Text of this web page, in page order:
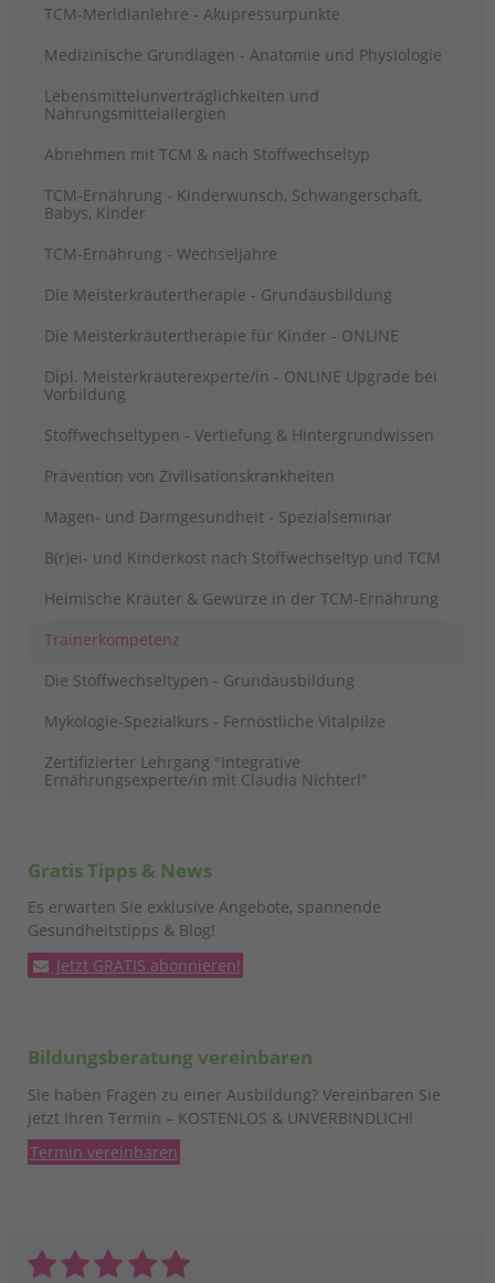
TCM-Meridianlehre - Akupressurpunkte
Medizinische Grundlagen - Anatomie und Physiologie
Lebensmittelunverträglichkeiten und
Nahrungsmittelallergien
Abnehmen mit TCM & nach Stoffwechseltyp
TCM-Ernährung - Kinderwunsch, Schwangerschaft,
Babys, Kinder
TCM-Ernährung - Wechseljahre
Die Meisterkräutertherapie - Grundausbildung
Die Meisterkräutertherapie für Kinder - ONLINE
Dipl. Meisterkräuterexperte/in - ONLINE Upgrade bei
Vorbildung
Stoffwechseltypen - Vertiefung & Hintergrundwissen
Prävention von Zivilisationskrankheiten
Magen- und Darmgesundheit - Spezialseminar
B(r)ei- und Kinderkost nach Stoffwechseltyp und TCM
Heimische Kräuter & Gewürze in der TCM-Ernährung
Trainerkompetenz
Die Stoffwechseltypen - Grundausbildung
Mykologie-Spezialkurs - Fernöstliche Vitalpilze
Zertifizierter Lehrgang "Integrative
Ernährungsexperte/in mit Claudia Nichterl"
Gratis Tipps & News
Es erwarten Sie exklusive Angebote, spannende
Gesundheitstipps & Blog!
Jetzt GRATIS abonnieren!
Bildungsberatung vereinbaren
Sie haben Fragen zu einer Ausbildung? Vereinbaren Sie
jetzt Ihren Termin – KOSTENLOS & UNVERBINDLICH!
Termin vereinbaren